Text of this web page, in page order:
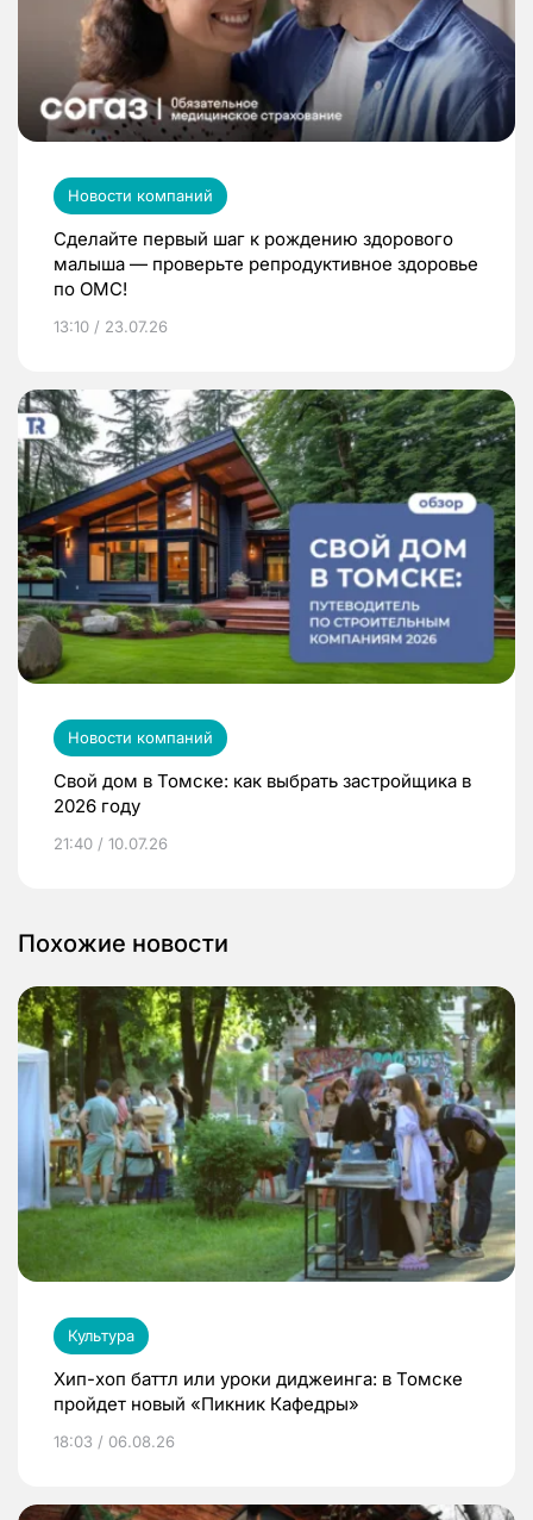
Новости компаний
Сделайте первый шаг к рождению здорового
малыша — проверьте репродуктивное здоровье
по ОМС!
13:10 / 23.07.26
Новости компаний
Свой дом в Томске: как выбрать застройщика в
2026 году
21:40 / 10.07.26
Похожие новости
Культура
Хип-хоп баттл или уроки диджеинга: в Томске
пройдет новый «Пикник Кафедры»
18:03 / 06.08.26